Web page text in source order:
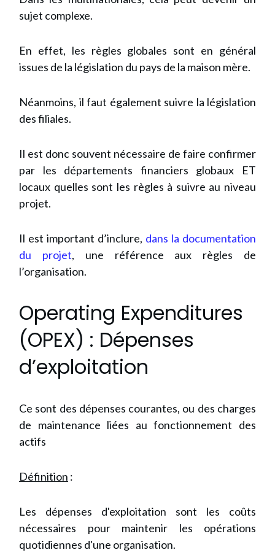
sujet complexe.
En effet, les règles globales sont en général
issues de la législation du pays de la maison mère.
Néanmoins, il faut également suivre la législation
des filiales.
Il est donc souvent nécessaire de faire confirmer
par les départements financiers globaux ET
locaux quelles sont les règles à suivre au niveau
projet.
Il est important d’inclure, dans la documentation
du projet, une référence aux règles de
l’organisation.
Operating Expenditures
(OPEX) : Dépenses
d’exploitation
Ce sont des dépenses courantes, ou des charges
de maintenance liées au fonctionnement des
actifs
Définition :
Les dépenses d'exploitation sont les coûts
nécessaires pour maintenir les opérations
quotidiennes d'une organisation.